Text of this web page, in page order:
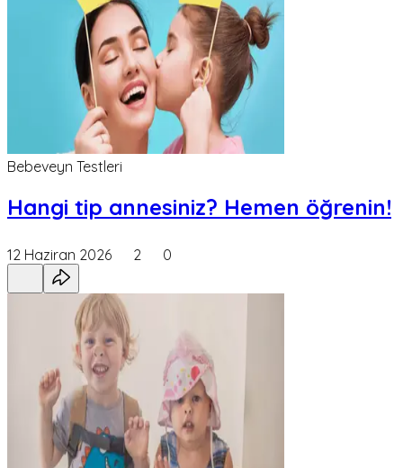
Bebeveyn Testleri
Hangi tip annesiniz? Hemen öğrenin!
12 Haziran 2026 2 0